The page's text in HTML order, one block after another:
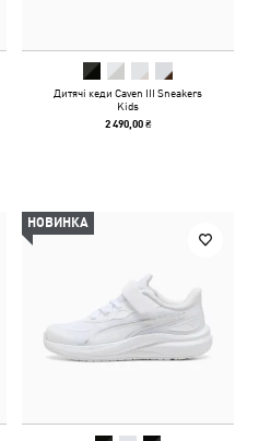
Дитячі кеди Caven III Sneakers
Kids
2 490,00 ₴
НОВИНКА